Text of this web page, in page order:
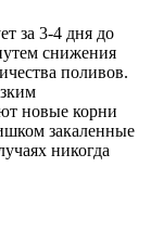
за 3-4 дня до
снижения
поливов.
новые корни
закаленные
никогда